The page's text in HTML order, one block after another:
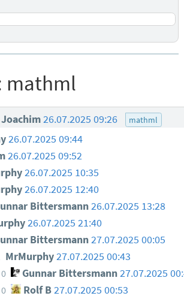
mathml
Joachim26.07.2025 09:26 mathml
26.07.2025 09:44
26.07.2025 09:52
26.07.2025 10:35
26.07.2025 12:40
Bittersmann26.07.2025 13:28
26.07.2025 21:40
Bittersmann27.07.2025 00:05
MrMurphy27.07.2025 00:43
0 Gunnar Bittersmann27.07.2025
0 Rolf B27.07.2025 00:53